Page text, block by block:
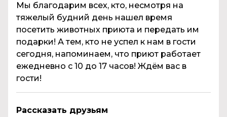
Мы благодарим всех, кто, несмотря на
тяжелый будний день нашел время
посетить животных приюта и передать им
подарки! А тем, кто не успел к нам в гости
сегодня, напоминаем, что приют работает
ежедневно с 10 до 17 часов! Ждём вас в
гости!
Рассказать друзьям